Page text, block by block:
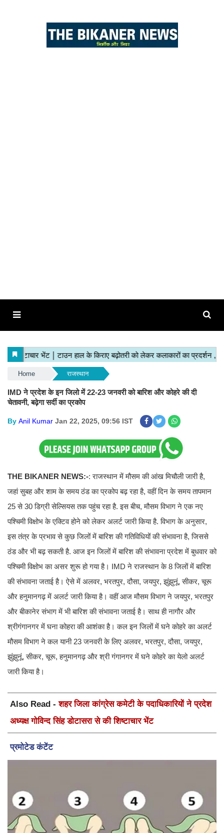
Home राजस्थान
IMD ने प्रदेश के इन जिलो में 22-23 जनवरी को बारिश और कोहरे की दी
चेतावनी, बढ़ेगा सर्दी का प्रकोप
By Anil Kumar Jan 22, 2025, 09:56 IST
THE BIKANER NEWS:-: राजस्थान में मौसम की आंख मिचौली जारी है,
जहां सुबह और शाम के समय ठंड का प्रकोप बढ़ रहा है, वहीं दिन के समय तापमान
25 से 30 डिग्री सेल्सियस तक पहुंच रहा है. इस बीच, मौसम विभाग ने एक नए
पश्चिमी विक्षोभ के एक्टिव होने को लेकर अलर्ट जारी किया है. विभाग के अनुसार,
इस तंत्र के प्रभाव से कुछ जिलों में बारिश की गतिविधियों की संभावना है, जिससे
ठंड और भी बढ़ सकती है. आज इन जिलों में बारिश की संभावना प्रदेश में बुधवार को
पश्चिमी विक्षोभ का असर शुरू हो गया है। IMD ने राजस्थान के 8 जिलों में बारिश
की संभावना जताई है। ऐसे में अलवर, भरतपुर, दौसा, जयपुर, झुंझुनूं, सीकर, चूरू
और हनुमानगढ़ में अलर्ट जारी किया है। वहीं आज मौसम विभाग ने जयपुर, भरतपुर
और बीकानेर संभाग में भी बारिश की संभावना जताई है। साथ ही नागौर और
श्रीगंगानगर में घना कोहरा की आशंका है। कल इन जिलों में घने कोहरे का अलर्ट
मौसम विभाग ने कल यानी 23 जनवरी के लिए अलवर, भरतपुर, दौसा, जयपुर,
झुंझुनूं, सीकर, चूरू, हनुमानगढ़ और श्री गंगानगर में घने कोहरे का येलो अलर्ट
जारी किया है।
Also Read -शहर जिला कांग्रेस कमेटी के पदाधिकारियों ने प्रदेश
अध्यक्ष गोविन्द सिंह डोटासरा से की शिष्टाचार भेंट